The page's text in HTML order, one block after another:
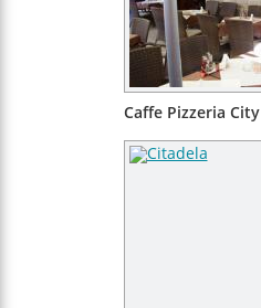
Caffe Pizzeria City